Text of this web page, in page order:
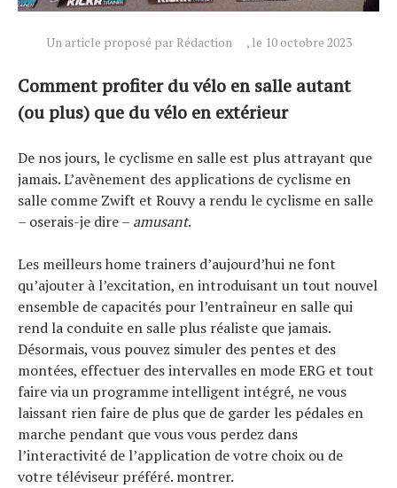
Un article proposé par Rédaction , le 10 octobre 2023
Comment profiter du vélo en salle autant
(ou plus) que du vélo en extérieur
De nos jours, le cyclisme en salle est plus attrayant que
jamais. L’avènement des applications de cyclisme en
salle comme Zwift et Rouvy a rendu le cyclisme en salle
– oserais-je dire – amusant.
Les meilleurs home trainers d’aujourd’hui ne font
qu’ajouter à l’excitation, en introduisant un tout nouvel
ensemble de capacités pour l’entraîneur en salle qui
rend la conduite en salle plus réaliste que jamais.
Désormais, vous pouvez simuler des pentes et des
montées, effectuer des intervalles en mode ERG et tout
faire via un programme intelligent intégré, ne vous
laissant rien faire de plus que de garder les pédales en
marche pendant que vous vous perdez dans
l’interactivité de l’application de votre choix ou de
votre téléviseur préféré. montrer.